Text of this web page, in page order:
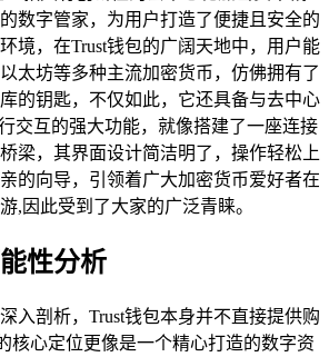
数字管家，为用户打造了便捷且安全的
境，在Trust钱包的广阔天地中，用户能
太坊等多种主流加密货币，仿佛拥有了
的钥匙，不仅如此，它还具备与去中心
交互的强大功能，就像搭建了一座连接
梁，其界面设计简洁明了，操作轻松上
的向导，引领着广大加密货币爱好者在
,因此受到了大家的广泛青睐。
性分析
入剖析，Trust钱包本身并不直接提供购
核心定位更像是一个精心打造的数字资